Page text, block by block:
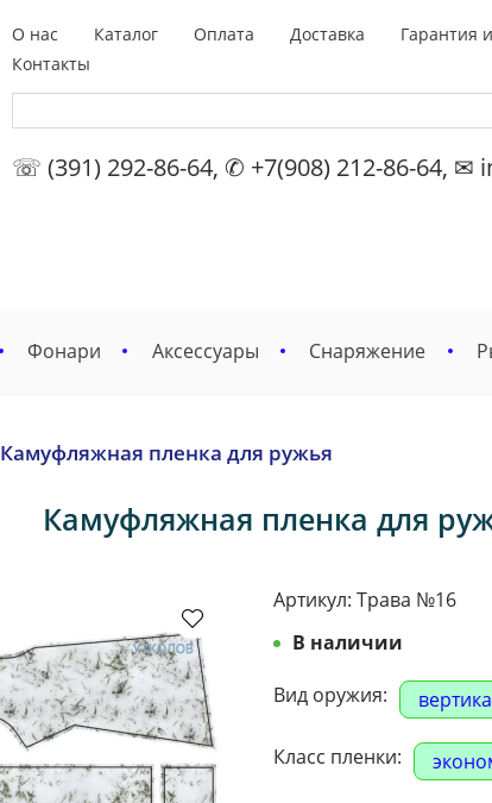
О нас Каталог Оплата Доставка Гарантия
Контакты
☏ (391) 292-86-64, ✆ +7(908) 212-86-64, ✉
Фонари Аксессуары Снаряжение
Камуфляжная пленка для ружья
Камуфляжная пленка для
Артикул: Трава №16
В наличии
Вид оружия:
Класс пленки: